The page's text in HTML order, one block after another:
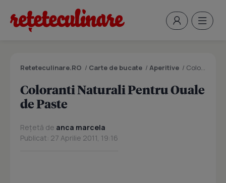
Reteteculinare.RO / Carte de bucate / Aperitive / Coloranti Naturali Pentru Ouale de Paste
Coloranti Naturali Pentru Ouale
de Paste
Rețetă de anca marcela
Publicat: 27 Aprilie 2011, 19:16